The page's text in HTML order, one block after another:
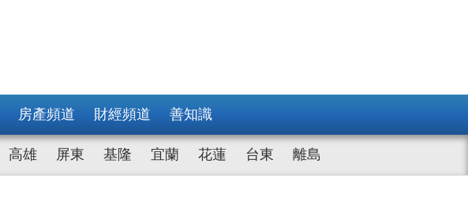
房產頻道 財經頻道 善知識
高雄 屏東 基隆 宜蘭 花蓮 台東 離島